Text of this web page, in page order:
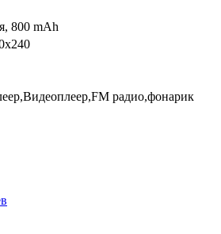
800 mAh
радио,фонарик